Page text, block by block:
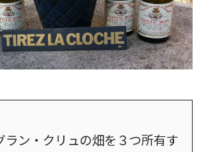
ン・クリュの畑を３つ所有す